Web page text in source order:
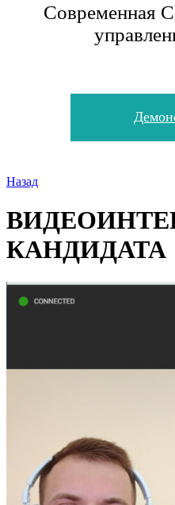
Современная
Назад
КАНДИДАТА